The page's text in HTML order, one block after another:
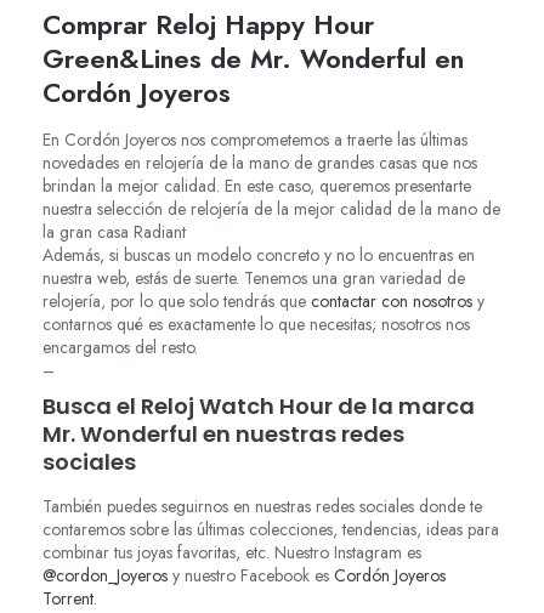
Comprar Reloj Happy Hour
Green&Lines de Mr. Wonderful en
Cordón Joyeros
En Cordón Joyeros nos comprometemos a traerte las últimas
novedades en relojería de la mano de grandes casas que nos
brindan la mejor calidad. En este caso, queremos presentarte
nuestra selección de relojería de la mejor calidad de la mano de
la gran casa Radiant
Además, si buscas un modelo concreto y no lo encuentras en
nuestra web, estás de suerte. Tenemos una gran variedad de
relojería, por lo que solo tendrás que contactar con nosotros y
contarnos qué es exactamente lo que necesitas; nosotros nos
encargamos del resto.
–
Busca el Reloj Watch Hour de la marca
Mr. Wonderful en nuestras redes
sociales
También puedes seguirnos en nuestras redes sociales donde te
contaremos sobre las últimas colecciones, tendencias, ideas para
combinar tus joyas favoritas, etc. Nuestro Instagram es
@cordon_Joyeros y nuestro Facebook es Cordón Joyeros
Torrent.